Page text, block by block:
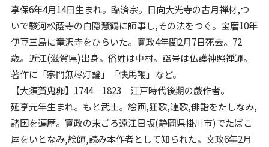
享保6年4月14日生まれ。臨済宗。日向大光寺の古月禅材,つ
いで駿河松蔭寺の白隠慧鶴に師事し,その法をつぐ。宝暦10年
伊豆三島に竜沢寺をひらいた。寛政4年閏2月7日死去。72
歳。近江(滋賀県)出身。俗姓は中村。諡号は仏護神照禅師。
著作に「宗門無尽灯論」「快馬鞭」など。
【大須賀鬼卵】1744－1823 江戸時代後期の戯作者。
延享元年生まれ。もと武士。絵画,狂歌,連歌,俳諧をたしなみ,
諸国を遍歴。寛政の末ごろ遠江日坂(静岡県掛川市)でたばこ
屋をいとなみ,絵師,読み本作者として知られた。文政6年2月